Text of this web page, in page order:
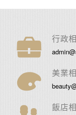
行政
美業
飯店